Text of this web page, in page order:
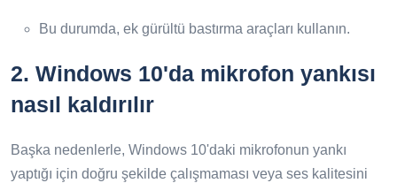
Bu durumda, ek gürültü bastırma araçları kullanın.
2. Windows 10'da mikrofon yankısı
nasıl kaldırılır
Başka nedenlerle, Windows 10'daki mikrofonun yankı
yaptığı için doğru şekilde çalışmaması veya ses kalitesini